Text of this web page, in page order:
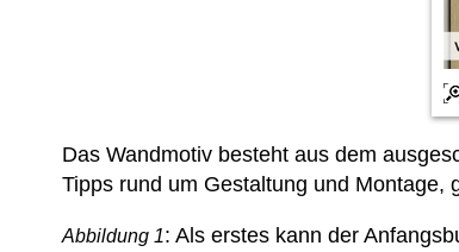
Das Wandmotiv besteht aus dem
Tipps rund um Gestaltung und Montage,
Abbildung 1: Als erstes kann der